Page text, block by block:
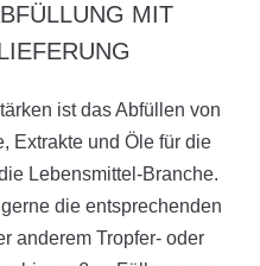
MIT
ist das Abfüllen von
Extrakte und Öle für die
Lebensmittel-Branche.
die entsprechenden
anderem Tropfer- oder